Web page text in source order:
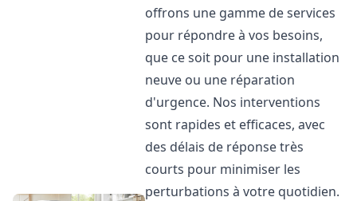
offrons une gamme de services
pour répondre à vos besoins,
que ce soit pour une installation
neuve ou une réparation
d'urgence. Nos interventions
sont rapides et efficaces, avec
des délais de réponse très
courts pour minimiser les
perturbations à votre quotidien.